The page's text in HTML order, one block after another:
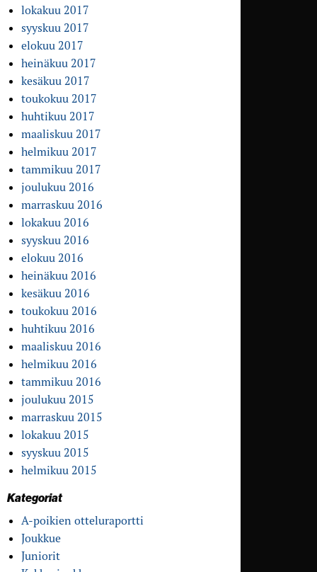
lokakuu 2017
syyskuu 2017
elokuu 2017
heinäkuu 2017
kesäkuu 2017
toukokuu 2017
huhtikuu 2017
maaliskuu 2017
helmikuu 2017
tammikuu 2017
joulukuu 2016
marraskuu 2016
lokakuu 2016
syyskuu 2016
elokuu 2016
heinäkuu 2016
kesäkuu 2016
toukokuu 2016
huhtikuu 2016
maaliskuu 2016
helmikuu 2016
tammikuu 2016
joulukuu 2015
marraskuu 2015
lokakuu 2015
syyskuu 2015
helmikuu 2015
Kategoriat
A-poikien otteluraportti
Joukkue
Juniorit